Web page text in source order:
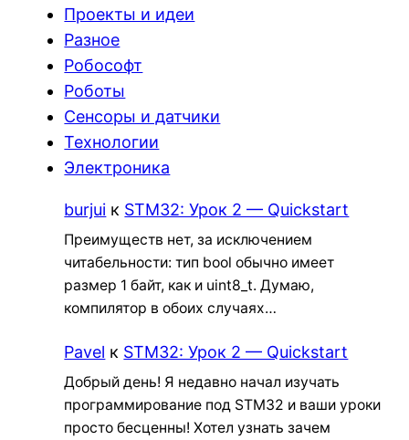
Проекты и идеи
Разное
Робософт
Роботы
Сенсоры и датчики
Технологии
Электроника
burjui к STM32: Урок 2 — Quickstart
Преимуществ нет, за исключением
читабельности: тип bool обычно имеет
размер 1 байт, как и uint8_t. Думаю,
компилятор в обоих случаях…
Pavel к STM32: Урок 2 — Quickstart
Добрый день! Я недавно начал изучать
программирование под STM32 и ваши уроки
просто бесценны! Хотел узнать зачем